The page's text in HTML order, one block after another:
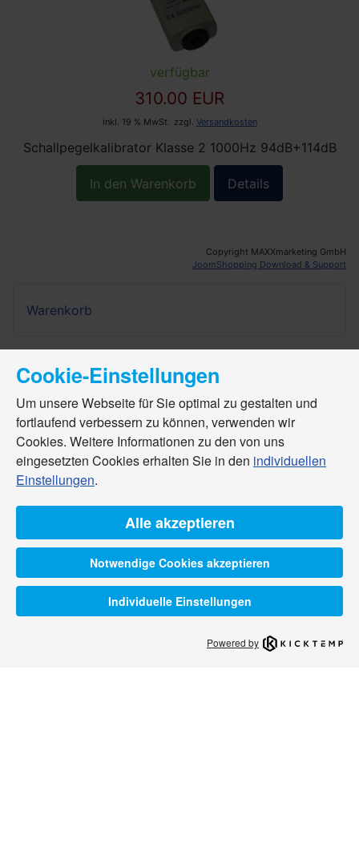
verfügbar
310.00 EUR
inkl. 19 % MwSt. zzgl. Versandkosten
Schallpegelkalibrator Klasse 2 1000Hz 94dB+114dB
In den Warenkorb Details
Copyright MAXXmarketing GmbH
JoomShopping Download & Support
Warenkorb
Cookie-Einstellungen
Um unsere Webseite für Sie optimal zu gestalten und
fortlaufend verbessern zu können, verwenden wir
Cookies. Weitere Informationen zu den von uns
eingesetzten Cookies erhalten Sie in den individuellen
Einstellungen.
Alle akzeptieren
Notwendige Cookies akzeptieren
Individuelle Einstellungen
Powered by